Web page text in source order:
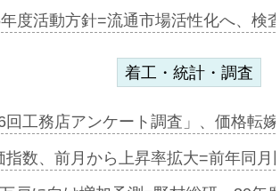
度活動方針=流通市場活性化へ、検
着工・統計・調査
回工務店アンケート調査」、価格転
指数、前月から上昇率拡大=前年同